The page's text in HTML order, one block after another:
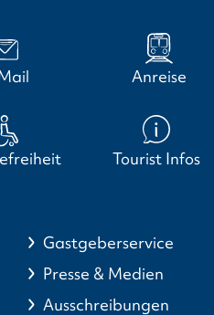
Anreise
Tourist Infos
Gastgeberservice
Presse & Medien
Ausschreibungen